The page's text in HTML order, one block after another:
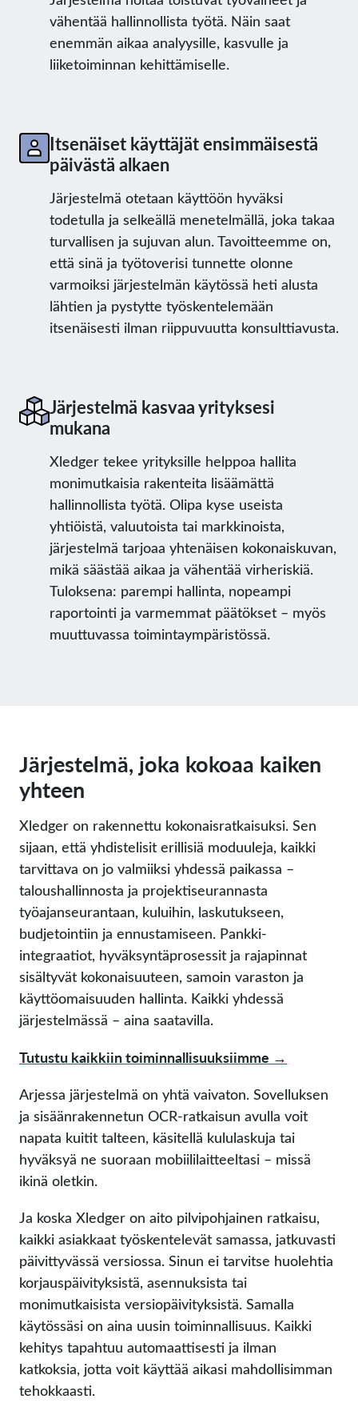
vähentää hallinnollista työtä. Näin saat
enemmän aikaa analyysille, kasvulle ja
liiketoiminnan kehittämiselle.
Itsenäiset käyttäjät ensimmäisestä
päivästä alkaen
Järjestelmä otetaan käyttöön hyväksi
todetulla ja selkeällä menetelmällä, joka takaa
turvallisen ja sujuvan alun. Tavoitteemme on,
että sinä ja työtoverisi tunnette olonne
varmoiksi järjestelmän käytössä heti alusta
lähtien ja pystytte työskentelemään
itsenäisesti ilman riippuvuutta konsulttiavusta.
Järjestelmä kasvaa yrityksesi
mukana
Xledger tekee yrityksille helppoa hallita
monimutkaisia rakenteita lisäämättä
hallinnollista työtä. Olipa kyse useista
yhtiöistä, valuutoista tai markkinoista,
järjestelmä tarjoaa yhtenäisen kokonaiskuvan,
mikä säästää aikaa ja vähentää virheriskiä.
Tuloksena: parempi hallinta, nopeampi
raportointi ja varmemmat päätökset – myös
muuttuvassa toimintaympäristössä.
Järjestelmä, joka kokoaa kaiken
yhteen
Xledger on rakennettu kokonaisratkaisuksi. Sen
sijaan, että yhdistelisit erillisiä moduuleja, kaikki
tarvittava on jo valmiiksi yhdessä paikassa –
taloushallinnosta ja projektiseurannasta
työajanseurantaan, kuluihin, laskutukseen,
budjetointiin ja ennustamiseen. Pankki-
integraatiot, hyväksyntäprosessit ja rajapinnat
sisältyvät kokonaisuuteen, samoin varaston ja
käyttöomaisuuden hallinta. Kaikki yhdessä
järjestelmässä – aina saatavilla.
Tutustu kaikkiin toiminnallisuuksiimme →
Arjessa järjestelmä on yhtä vaivaton. Sovelluksen
ja sisäänrakennetun OCR-ratkaisun avulla voit
napata kuitit talteen, käsitellä kululaskuja tai
hyväksyä ne suoraan mobiililaitteeltasi – missä
ikinä oletkin.
Ja koska Xledger on aito pilvipohjainen ratkaisu,
kaikki asiakkaat työskentelevät samassa, jatkuvasti
päivittyvässä versiossa. Sinun ei tarvitse huolehtia
korjauspäivityksistä, asennuksista tai
monimutkaisista versiopäivityksistä. Samalla
käytössäsi on aina uusin toiminnallisuus. Kaikki
kehitys tapahtuu automaattisesti ja ilman
katkoksia, jotta voit käyttää aikasi mahdollisimman
tehokkaasti.